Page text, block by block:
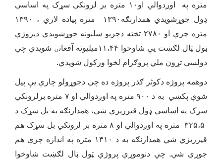
متره په اوږدوالي او۱۰ متره بر لرونکي سړک په اساسي
ډول جوړشویدي همدارنګه۱۳۹۰ متره پیاده لاري ، ۱۳۹۰
متره چرې او ۲۷۸۰ تخته دچریو سلبونه جوړشویدي دپروژې
ټول ټال لګښت یې شاوخوا ۱۱،۴۴میلیونه آفغانۍ شویدي چي
دولسي تړون ملي پروګرام لخوا ورکول شویدي.
دوهمه پروژه دکوثر ګذر پروژه ده چي دجوړولو چارې یې پیل
شوې پکښي به د ۹۰۰ متره په اوږدوالي او ۷ متره برلرونکي
سړک په اساسي ډول قیرریزي شي، همدارنګه به بل سړک د
۳۲۵،۵ متره په اوږدوالي او ۸ متره بر لرونکي بل سړک هم
قیرریزي شي همدارنګه به د ۱۳۱۰ متره په اندازه چرې هم
جوړي شي. چي دنوموړي پروژې ټول ټال لګښت شاوخوا